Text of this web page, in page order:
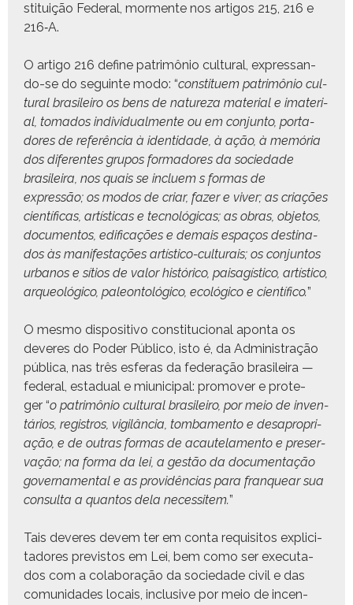
sti­tu­ição Fed­er­al, mor­mente nos arti­gos 215, 216 e
216‑A.
O arti­go 216 define patrimônio cul­tur­al, expres­san­
do-se do seguinte modo: “con­stituem patrimônio cul­
tur­al brasileiro os bens de natureza mate­r­i­al e ima­te­r­i­
al, toma­dos indi­vid­ual­mente ou em con­jun­to, por­ta­
dores de refer­ên­cia à iden­ti­dade, à ação, à memória
dos difer­entes gru­pos for­madores da sociedade
brasileira, nos quais se incluem s for­mas de
expressão; os mod­os de cri­ar, faz­er e viv­er; as cri­ações
cien­tí­fi­cas, artís­ti­cas e tec­nológ­i­cas; as obras, obje­tos,
doc­u­men­tos, edi­fi­cações e demais espaços des­ti­na­
dos às man­i­fes­tações artís­ti­co-cul­tur­ais; os con­jun­tos
urbanos e sítios de val­or históri­co, pais­agís­ti­co, artís­ti­co,
arque­ológi­co, pale­on­tológi­co, ecológi­co e cien­tí­fi­co.”
O mes­mo dis­pos­i­ti­vo con­sti­tu­cional apon­ta os
deveres do Poder Públi­co, isto é, da Admin­is­tração
públi­ca, nas três esferas da fed­er­ação brasileira —
fed­er­al, estad­ual e miu­nic­i­pal: pro­mover e pro­te­
ger “o patrimônio cul­tur­al brasileiro, por meio de inven­
tários, reg­istros, vig­ilân­cia, tomba­men­to e desapro­pri­
ação, e de out­ras for­mas de acaute­la­men­to e preser­
vação; na for­ma da lei, a gestão da doc­u­men­tação
gov­er­na­men­tal e as providên­cias para fran­quear sua
con­sul­ta a quan­tos dela neces­sitem.”
Tais deveres devem ter em con­ta req­ui­si­tos explic­i­
ta­dores pre­vis­tos em Lei, bem como ser exe­cu­ta­
dos com a colab­o­ração da sociedade civ­il e das
comu­nidades locais, inclu­sive por meio de incen­